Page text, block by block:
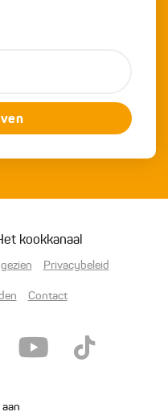
kookkanaal
Privacybeleid
Contact
aan